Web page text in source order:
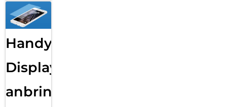
Handy
Displayfolie
anbringen